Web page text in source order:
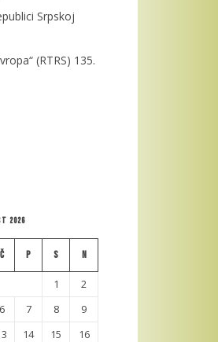
Srpskoj
(RTRS) 135.
2026
Č P S N
1
2
6 7 8
9
14 15
16